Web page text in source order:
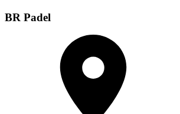
BR Padel